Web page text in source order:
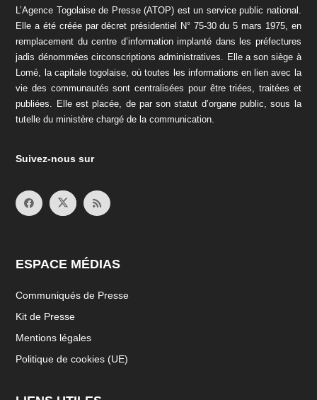
L’Agence Togolaise de Presse (ATOP) est un service public national.
Elle a été créée par décret présidentiel N° 75-30 du 5 mars 1975, en
remplacement du centre d’information implanté dans les préfectures
jadis dénommées circonscriptions administratives. Elle a son siège à
Lomé, la capitale togolaise, où toutes les informations en lien avec la
vie des communautés sont centralisées pour être triées, traitées et
publiées. Elle est placée, de par son statut d’organe public, sous la
tutelle du ministère chargé de la communication.
Suivez-nous sur
ESPACE MÉDIAS
Communiqués de Presse
Kit de Presse
Mentions légales
Politique de cookies (UE)